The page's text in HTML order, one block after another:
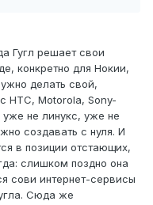
Гугл решает свои
конкретно для Нокии,
делать свой,
HTC, Motorola, Sony-
не линукс, уже не
создавать с нуля. И
в позиции отстающих,
слишком поздно она
сови интернет-сервисы
Сюда же